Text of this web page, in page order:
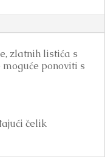
zlatnih listića s
ponoviti s
čelik